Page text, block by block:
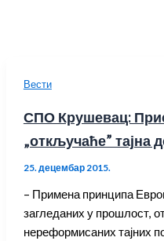
Вести
СПО Крушевац:
„откључаће” тајна
25. децембар 2015.
– Примена принципа
загледаних у прошлост,
нереформисаних тајних